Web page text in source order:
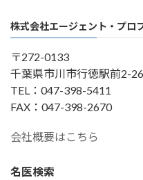
株式会社エージェント・プロ
〒272-0133
千葉県市川市行徳駅前2-
TEL：047-398-5411
FAX：047-398-2670
会社概要はこちら
名医検索